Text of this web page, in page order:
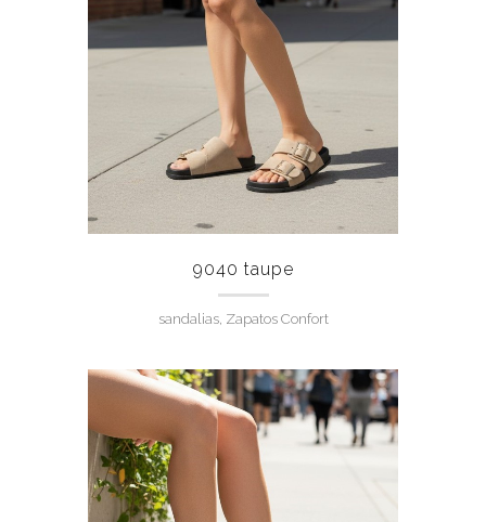
9040 taupe
sandalias, Zapatos Confort